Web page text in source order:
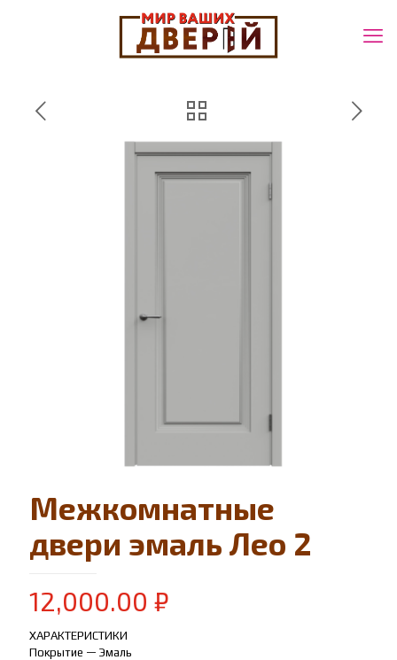
Межкомнатные
двери эмаль Лео 2
12,000.00 ₽
ХАРАКТЕРИСТИКИ
Покрытие — Эмаль